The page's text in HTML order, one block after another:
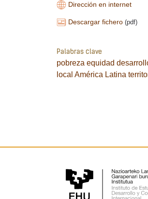
Dirección en internet
Descargar fichero (pdf)
Palabras clave
pobreza equidad
local América Latina